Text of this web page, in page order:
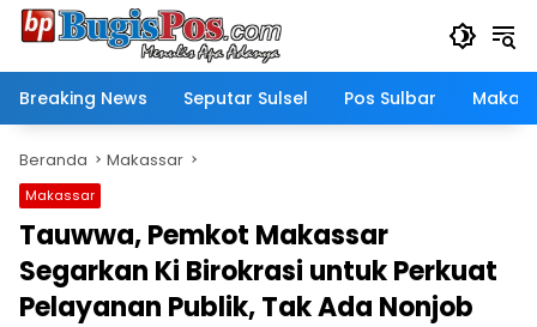
Langsung
Breaking News
Seputar Sulsel Pos Sulbar
Beranda Makassar
Makassar
Tauwwa, Pemkot Makassar
Segarkan Ki Birokrasi untuk Perkuat
Pelayanan Publik, Tak Ada Nonjob